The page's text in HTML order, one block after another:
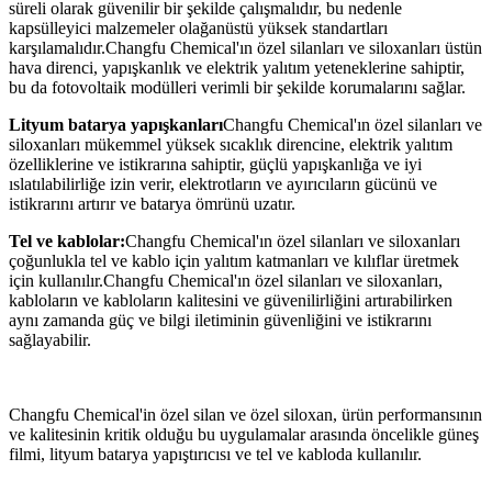
süreli olarak güvenilir bir şekilde çalışmalıdır, bu nedenle
kapsülleyici malzemeler olağanüstü yüksek standartları
karşılamalıdır.Changfu Chemical'ın özel silanları ve siloxanları üstün
hava direnci, yapışkanlık ve elektrik yalıtım yeteneklerine sahiptir,
bu da fotovoltaik modülleri verimli bir şekilde korumalarını sağlar.
Lityum batarya yapışkanlarıChangfu Chemical'ın özel silanları ve
siloxanları mükemmel yüksek sıcaklık direncine, elektrik yalıtım
özelliklerine ve istikrarına sahiptir, güçlü yapışkanlığa ve iyi
ıslatılabilirliğe izin verir, elektrotların ve ayırıcıların gücünü ve
istikrarını artırır ve batarya ömrünü uzatır.
Tel ve kablolar:Changfu Chemical'ın özel silanları ve siloxanları
çoğunlukla tel ve kablo için yalıtım katmanları ve kılıflar üretmek
için kullanılır.Changfu Chemical'ın özel silanları ve siloxanları,
kabloların ve kabloların kalitesini ve güvenilirliğini artırabilirken
aynı zamanda güç ve bilgi iletiminin güvenliğini ve istikrarını
sağlayabilir.
Changfu Chemical'in özel silan ve özel siloxan, ürün performansının
ve kalitesinin kritik olduğu bu uygulamalar arasında öncelikle güneş
filmi, lityum batarya yapıştırıcısı ve tel ve kabloda kullanılır.